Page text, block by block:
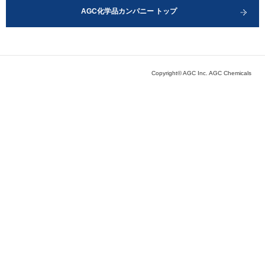
AGC化学品カンパニー トップ
Copyright© AGC Inc. AGC Chemicals